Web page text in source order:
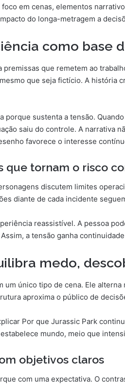
em cenas, elementos
do longa-metragem a
como base
premissas que remetem ao
que seja fictício. A história
porque sustenta a tensão.
saiu do controle. A narrativa
favorece o interesse
que tornam o risco
discutem limites
diante de cada incidente
reassistível. A pessoa
a tensão ganha
medo,
um único tipo de cena. Ele
aproxima o público de
Por que Jurassic Park
mundo, meio que
objetivos claros
com uma expectativa. O